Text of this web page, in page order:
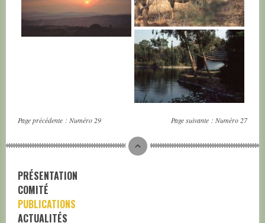
RWANDA
Page précédente : Numéro 29 Page suivante : Numéro 27
PRÉSENTATION
COMITÉ
PUBLICATIONS
ACTUALITÉS